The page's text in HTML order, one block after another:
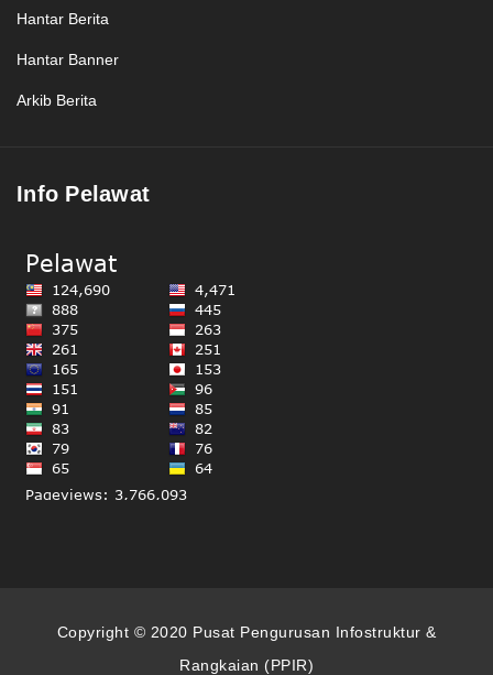
Hantar Berita
Hantar Banner
Arkib Berita
Info Pelawat
Copyright © 2020 Pusat Pengurusan Infostruktur &
Rangkaian (PPIR)